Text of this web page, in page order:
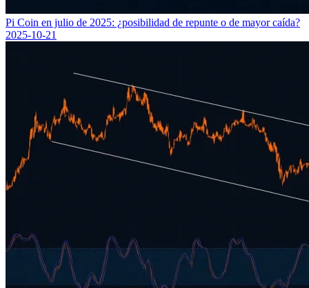
Pi Coin en julio de 2025: ¿posibilidad de repunte o de mayor caída?
2025-10-21